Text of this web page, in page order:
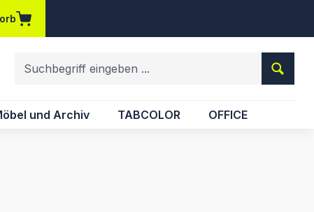
Merkzettel
und Archiv TABCOLOR OFFICE